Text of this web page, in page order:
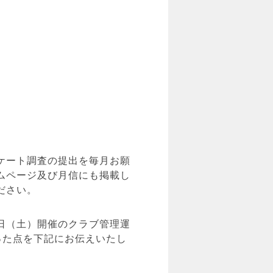
ト調査の提出を毎月お願
ージ及び月信にも掲載し
い。
土）開催のクラブ管理運
点を下記にお伝えいたし